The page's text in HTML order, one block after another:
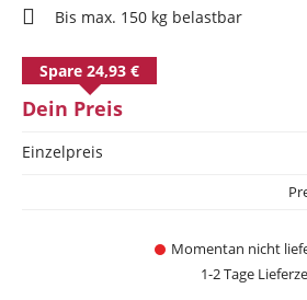
Bis max. 150 kg belastbar
Dein Preis
Einzelpreis
Spare 24,93 €
Momentan nicht
1-2 Tage